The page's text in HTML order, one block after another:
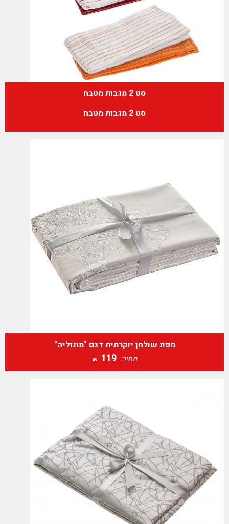
סט 2 מגבות מטבח
סט 2 מגבות מטבח
מפת שולחן יוקרתית דגם "מונוליה"
מחיר: 119
₪